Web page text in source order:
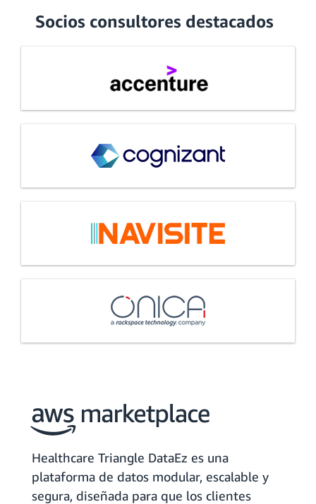
Socios consultores destacados
Healthcare Triangle DataEz es una
plataforma de datos modular, escalable y
segura, diseñada para que los clientes